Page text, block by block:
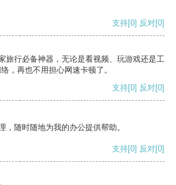
支持[0] 反对[0]
旅行必备神器，无论是看视频、玩游戏还是工
，再也不用担心网速卡顿了。
支持[0] 反对[0]
，随时随地为我的办公提供帮助。
支持[0] 反对[0]